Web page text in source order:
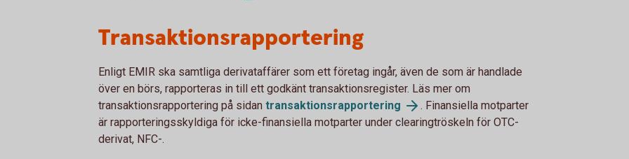
Transaktionsrapportering
Enligt EMIR ska samtliga derivataffärer som ett företag ingår, även de som är handlade
över en börs, rapporteras in till ett godkänt transaktionsregister. Läs mer om
transaktionsrapportering på sidan transaktionsrapportering
. Finansiella motparter
är rapporteringsskyldiga för icke-finansiella motparter under clearingtröskeln för OTC-
derivat, NFC-.